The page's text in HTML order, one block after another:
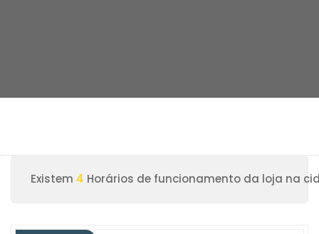
Existem 4 Horários de funcionamento da loja na